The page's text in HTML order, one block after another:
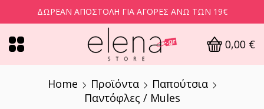
ΔΩΡΕΆΝ ΑΠΟΣΤΟΛΉ ΓΙΑ ΑΓΟΡΈΣ ΆΝΩ ΤΩΝ 19€
0,00 €
Home Προϊόντα
Παπούτσια
Παντόφλες / Mules